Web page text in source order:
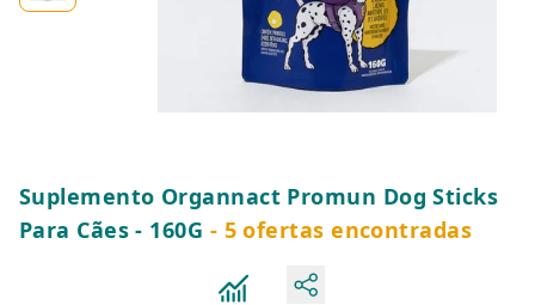
Suplemento Organnact Promun Dog Sticks
Para Cães - 160G - 5 ofertas encontradas